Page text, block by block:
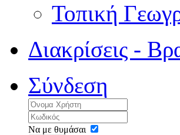
Τοπική
Διακρίσεις -
Σύνδεση
Να με θυμάσαι